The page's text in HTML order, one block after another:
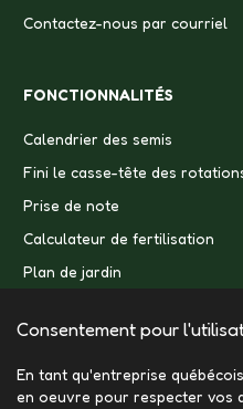
Contactez-nous par courriel
FONCTIONNALITÉS
Calendrier des semis
Fini le casse-tête des
Prise de note
Calculateur de fertilisation
Plan de jardin
Consentement pour
En tant qu'entreprise
en oeuvre pour respecter vos